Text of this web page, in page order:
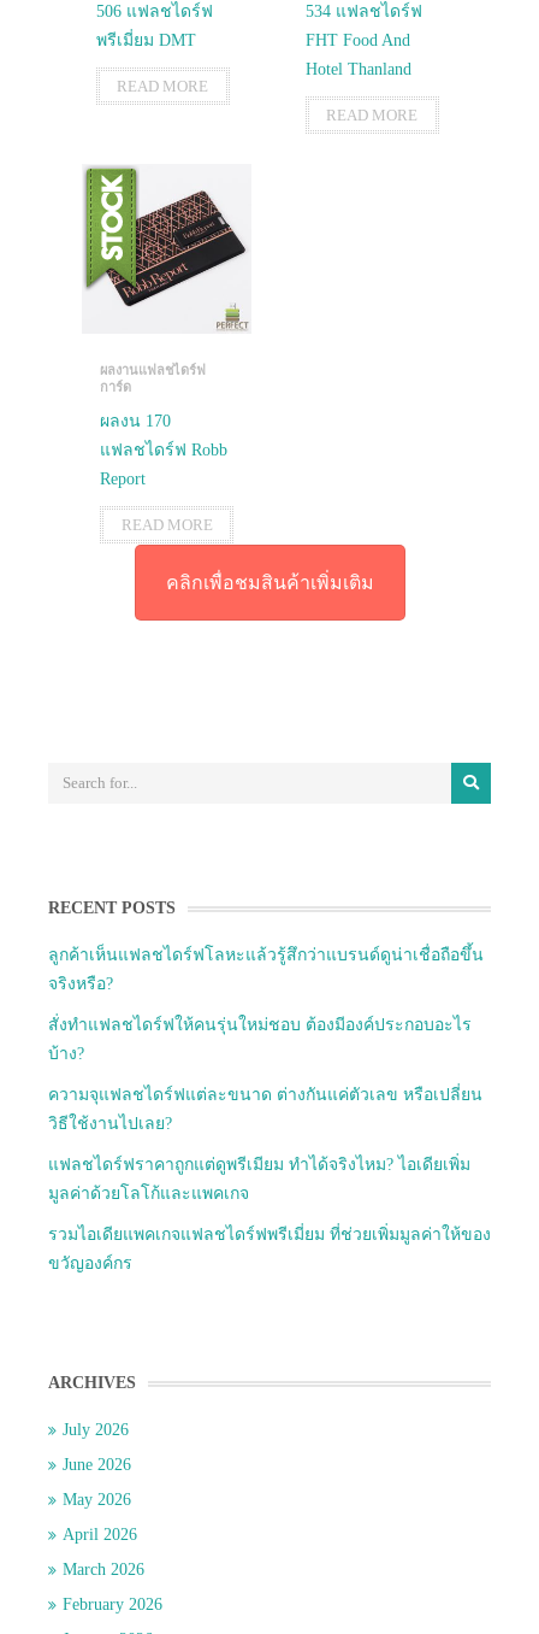
506 แฟลชไดร์ฟ
พรีเมี่ยม DMT
READ MORE
534 แฟลชไดร์ฟ
FHT Food And
Hotel Thanland
READ MORE
ผลงานแฟลชไดร์ฟ
การ์ด
ผลงน 170
แฟลชไดร์ฟ Robb
Report
READ MORE
คลิกเพื่อชมสินค้าเพิ่มเติม
RECENT POSTS
ลูกค้าเห็นแฟลชไดร์ฟโลหะแล้วรู้สึกว่าแบรนด์ดูน่าเชื่อถือขึ้น
จริงหรือ?
สั่งทำแฟลชไดร์ฟให้คนรุ่นใหม่ชอบ ต้องมีองค์ประกอบอะไร
บ้าง?
ความจุแฟลชไดร์ฟแต่ละขนาด ต่างกันแค่ตัวเลข หรือเปลี่ยน
วิธีใช้งานไปเลย?
แฟลชไดร์ฟราคาถูกแต่ดูพรีเมียม ทำได้จริงไหม? ไอเดียเพิ่ม
มูลค่าด้วยโลโก้และแพคเกจ
รวมไอเดียแพคเกจแฟลชไดร์ฟพรีเมี่ยม ที่ช่วยเพิ่มมูลค่าให้ของ
ขวัญองค์กร
ARCHIVES
July 2026
June 2026
May 2026
April 2026
March 2026
February 2026